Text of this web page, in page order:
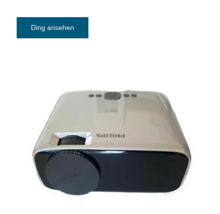
Ding ansehen
Beamer Philips NeoPix Prime 2
Heimkino-Projektor